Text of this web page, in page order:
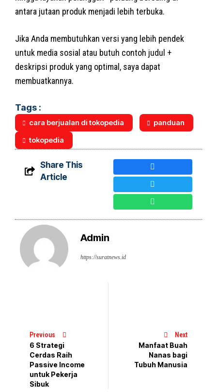
antara jutaan produk menjadi lebih terbuka.
Jika Anda membutuhkan versi yang lebih pendek
untuk media sosial atau butuh contoh judul +
deskripsi produk yang optimal, saya dapat
membuatkannya.
Tags :
cara berjualan di tokopedia
panduan
tokopedia
Share This
Article
Admin
https://suratnews.id
Previous
6 Strategi
Cerdas Raih
Passive Income
untuk Pekerja
Sibuk
Next
Manfaat Buah
Nanas bagi
Tubuh Manusia